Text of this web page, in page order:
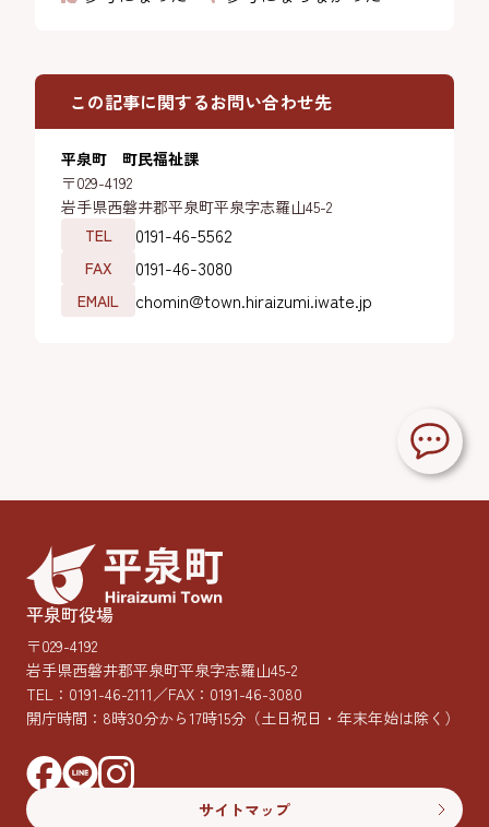
この記事に関するお問い合わせ先
平泉町 町民福祉課
〒029-4192
岩手県西磐井郡平泉町平泉字志羅山45-2
TEL
0191-46-5562
FAX 0191-46-3080
EMAIL chomin@town.hiraizumi.iwate.jp
平泉町役場
〒029-4192
岩手県西磐井郡平泉町平泉字志羅山45-2
TEL： 0191-46-2111／FAX：0191-46-3080
開庁時間：8時30分から17時15分 （土日祝日・年末年始は除く）
サイトマップ